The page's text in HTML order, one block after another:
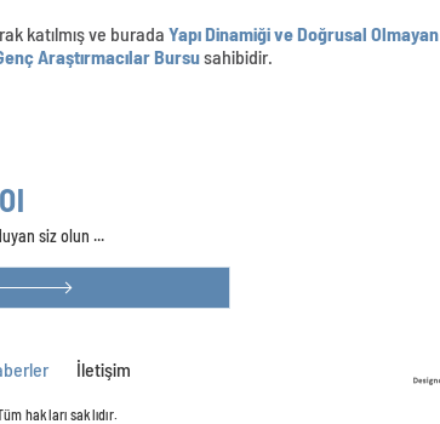
katılmış ve burada Yapı Dinamiği ve Doğrusal Olmayan
Araştırmacılar Bursusahibidir.
siz olun ...
İletişim
hakları saklıdır.